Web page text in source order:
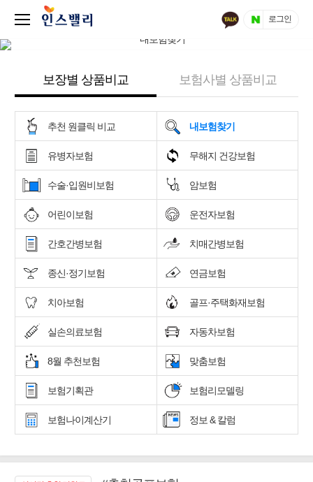
로그인
보장별 상품비교 보험사별 상품비교
추천 원클릭 비교 내보험찾기
유병자보험 무해지 건강보험
수술·입원비보험 암보험
어린이보험 운전자보험
간호간병보험 치매간병보험
종신·정기보험 연금보험
치아보험 골프·주택화재보험
실손의료보험 자동차보험
8월 추천보험 맞춤보험
보험기획관 보험리모델링
보험나이계산기 정보 & 칼럼